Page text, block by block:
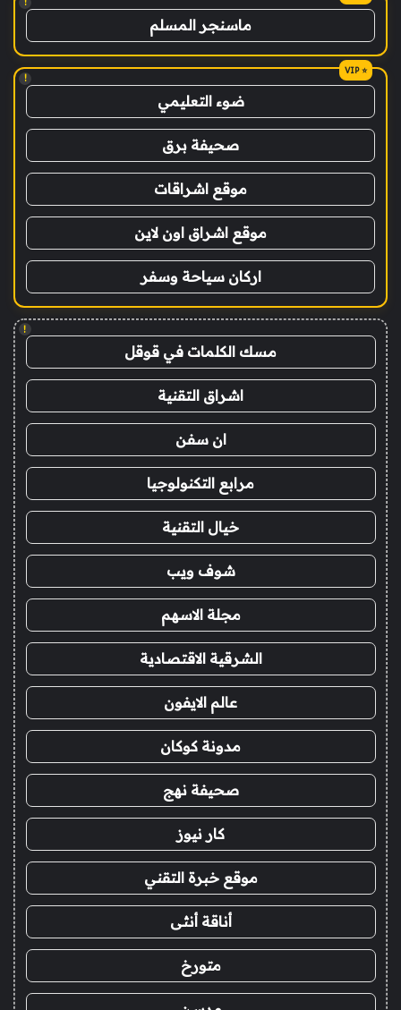
ماسنجر المسلم
!
ضوء التعليمي
صحيفة برق
موقع اشراقات
موقع اشراق اون لاين
اركان سياحة وسفر
!
مسك الكلمات في قوقل
اشراق التقنية
ان سفن
مرابع التكنولوجيا
خيال التقنية
شوف ويب
مجلة الاسهم
الشرقية الاقتصادية
عالم الايفون
مدونة كوكان
صحيفة نهج
كار نيوز
موقع خبرة التقني
أناقة أنثى
متورخ